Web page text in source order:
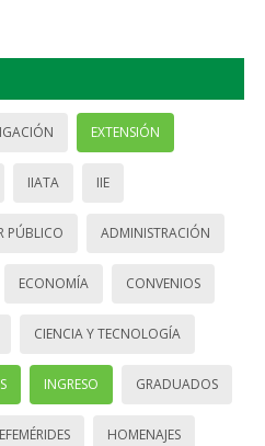
EXTENSIÓN
IIATA IIE
PÚBLICO ADMINISTRACIÓN
ECONOMÍA CONVENIOS
CIENCIA Y TECNOLOGÍA
INGRESO GRADUADOS
EFEMÉRIDES HOMENAJES